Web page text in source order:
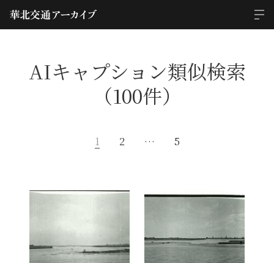
AIキャプション類似検索
（100件）
1 2 … 5